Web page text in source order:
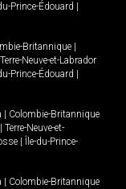
du-Prince-Édouard
Britannique
Terre-Neuve-et-Labrador
du-Prince-Édouard
Colombie-Britannique
Terre-Neuve-et-
Île-du-Prince-
Colombie-Britannique